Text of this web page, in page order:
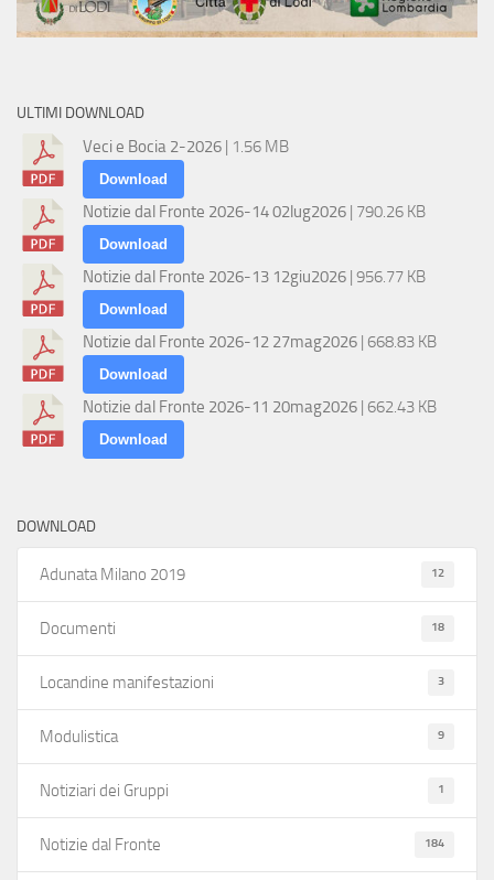
ULTIMI DOWNLOAD
Veci e Bocia 2-2026 | 1.56 MB
Download
Notizie dal Fronte 2026-14 02lug2026 | 790.26 KB
Download
Notizie dal Fronte 2026-13 12giu2026 | 956.77 KB
Download
Notizie dal Fronte 2026-12 27mag2026 | 668.83 KB
Download
Notizie dal Fronte 2026-11 20mag2026 | 662.43 KB
Download
DOWNLOAD
Adunata Milano 2019 12
Documenti 18
Locandine manifestazioni 3
Modulistica 9
Notiziari dei Gruppi 1
Notizie dal Fronte 184